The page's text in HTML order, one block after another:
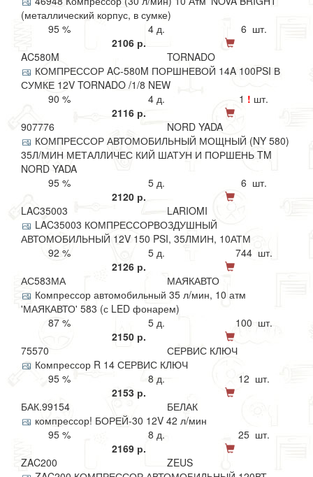
(металлический корпус, в сумке)
95 %
4 д.
6 шт.
2106 р.
AC580M
TORNADO
КОМПРЕССОР AC-580M ПОРШНЕВОЙ 14A 100PSI В
СУМКЕ 12V TORNADO /1/8 NEW
90 %
4 д. 1 ! шт.
2116 р.
907776
NORD YADA
КОМПРЕССОР АВТОМОБИЛЬНЫЙ МОЩНЫЙ (NY 580)
35Л/МИН МЕТАЛЛИЧЕС КИЙ ШАТУН И ПОРШЕНЬ TM
NORD YADA
95 %
5 д.
6 шт.
2120 р.
LAC35003
LARIOMI
LAC35003 КОМПРЕССОРВОЗДУШНЫЙ
АВТОМОБИЛЬНЫЙ 12V 150 PSI, 35ЛМИН, 10АТМ
92 %
5 д.
744 шт.
2126 р.
АС583МА
МАЯКАВТО
Компрессор автомобильный 35 л/мин, 10 атм
'МАЯКАВТО' 583 (с LED фонарем)
87 %
5 д.
100 шт.
2150 р.
75570
СЕРВИС КЛЮЧ
Компрессор R 14 СЕРВИС КЛЮЧ
95 %
8 д.
12 шт.
2153 р.
БАК.99154
БЕЛАК
компрессор! БОРЕЙ-30 12V 42 л/мин
95 %
8 д.
25 шт.
2169 р.
ZAC200
ZEUS